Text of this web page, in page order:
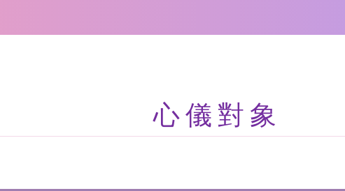
心儀對象